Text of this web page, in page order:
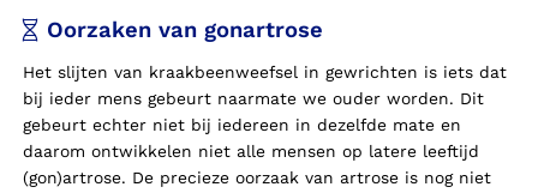
Oorzaken van gonartrose
Het slijten van kraakbeenweefsel in gewrichten is iets dat
bij ieder mens gebeurt naarmate we ouder worden. Dit
gebeurt echter niet bij iedereen in dezelfde mate en
daarom ontwikkelen niet alle mensen op latere leeftijd
(gon)artrose. De precieze oorzaak van artrose is nog niet